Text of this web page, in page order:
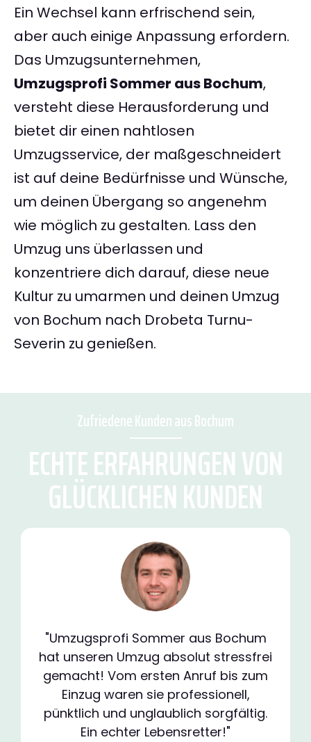
Ein Wechsel kann erfrischend sein,
aber auch einige Anpassung erfordern.
Das Umzugsunternehmen,
Umzugsprofi Sommer aus Bochum,
versteht diese Herausforderung und
bietet dir einen nahtlosen
Umzugsservice, der maßgeschneidert
ist auf deine Bedürfnisse und Wünsche,
um deinen Übergang so angenehm
wie möglich zu gestalten. Lass den
Umzug uns überlassen und
konzentriere dich darauf, diese neue
Kultur zu umarmen und deinen Umzug
von Bochum nach Drobeta Turnu-
Severin zu genießen.
Zufriedene Kunden aus Bochum
ECHTE ERFAHRUNGEN VON
GLÜCKLICHEN KUNDEN
"Umzugsprofi Sommer aus Bochum
hat unseren Umzug absolut stressfrei
gemacht! Vom ersten Anruf bis zum
Einzug waren sie professionell,
pünktlich und unglaublich sorgfältig.
Ein echter Lebensretter!"